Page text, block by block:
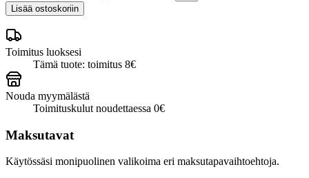
Lisää ostoskoriin
Toimitus luoksesi
Tämä tuote: toimitus 8€
Nouda myymälästä
Toimituskulut noudettaessa 0€
Maksutavat
Käytössäsi monipuolinen valikoima eri maksutapavaihtoehtoja.